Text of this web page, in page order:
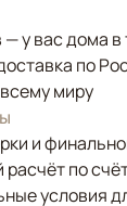
у вас дома в
по
миру
и
по
условия